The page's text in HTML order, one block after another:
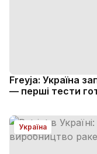
Freyja: Україна
— перші тести
Україна